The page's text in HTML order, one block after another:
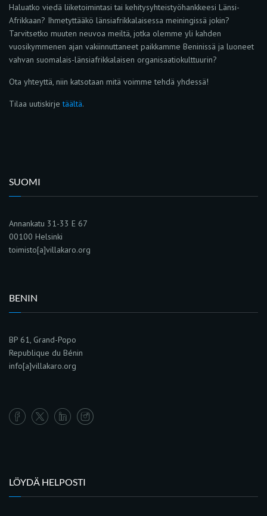
Haluatko viedä liiketoimintasi tai kehitysyhteistyöhankkeesi Länsi-
Afrikkaan? Ihmetyttääkö länsiafrikkalaisessa meiningissä jokin?
Tarvitsetko muuten neuvoa meiltä, jotka olemme yli kahden
vuosikymmenen ajan vakiinnuttaneet paikkamme Beninissä ja luoneet
vahvan suomalais-länsiafrikkalaisen organisaatiokulttuurin?
Ota yhteyttä, niin katsotaan mitä voimme tehdä yhdessä!
Tilaa uutiskirjetäältä.
SUOMI
Annankatu 31-33 E 67
00100 Helsinki
toimisto[a]villakaro.org
BENIN
BP 61, Grand-Popo
Republique du Bénin
info[a]villakaro.org
LÖYDÄ HELPOSTI